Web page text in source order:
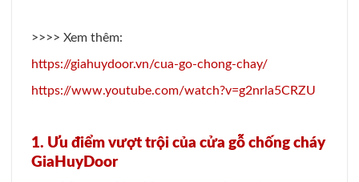
>>>> Xem thêm:
https://giahuydoor.vn/cua-go-chong-chay/
https://www.youtube.com/watch?v=g2nrla5CRZU
1. Ưu điểm vượt trội của cửa gỗ chống cháy
GiaHuyDoor